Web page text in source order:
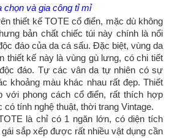
và gia công tỉ mỉ
thiết kế TOTE cổ điển, mặc dù không
bản chất chiếc túi này chính là nổi
đáo của da cá sấu. Đặc biệt, vùng da
thiết kế này là vùng gù lưng, có chi tiết
đáo. Tự các vân da tự nhiên có sự
khoảng màu khác nhau rất đẹp. Thiết
với phong cách cổ điển, rất thích hợp
tính nghệ thuật, thời trang Vintage.
là chỉ có 1 ngăn lớn, có diện tích
sắp xếp được rất nhiều vật dụng cần